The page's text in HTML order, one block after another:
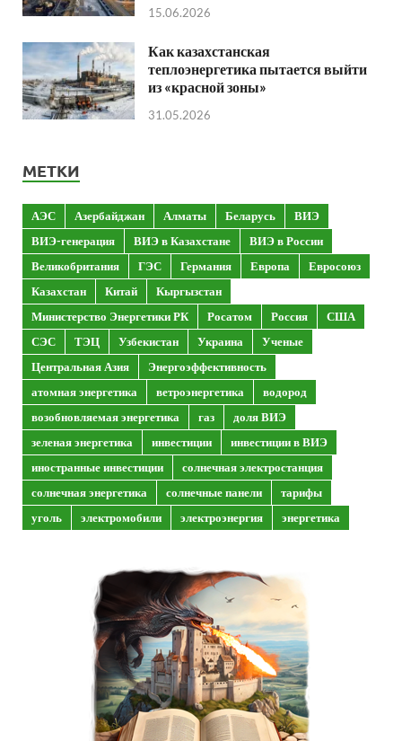
15.06.2026
Как казахстанская
теплоэнергетика пытается выйти
из «красной зоны»
31.05.2026
МЕТКИ
АЭС Азербайджан Алматы Беларусь
ВИЭ
ВИЭ-генерация
ВИЭ в Казахстане
ВИЭ в России
Великобритания
ГЭС Германия Европа
Евросоюз
Казахстан
Китай
Кыргызстан
Министерство Энергетики РК
Росатом Россия
США
СЭС
ТЭЦ Узбекистан Украина
Ученые
Центральная Азия
Энергоэффективность
атомная энергетика
ветроэнергетика
водород
возобновляемая энергетика
газ
доля ВИЭ
зеленая энергетика
инвестиции
инвестиции в ВИЭ
иностранные инвестиции
солнечная электростанция
солнечная энергетика
солнечные панели
тарифы
уголь
электромобили электроэнергия энергетика